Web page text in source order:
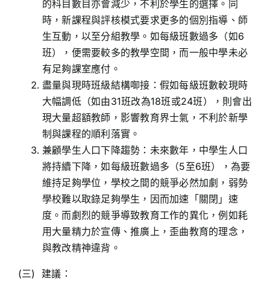
的科目數目亦會減少，不利於學生的選擇。同
時，新課程與評核模式要求更多的個別指導、師
生互動，以至分組教學。如每級班數過多（如6
班），便需要較多的教學空間，而一般中學未必
有足夠課室應付。
盡量與現時班級結構啣接：假如每級班數較現時
大幅調低（如由31班改為18班或24班），則會出
現大量超額教師，影響教育界士氣，不利於新學
制與課程的順利落實。
兼顧學生人口下降趨勢：未來數年，中學生人口
將持續下降，如每級班數過多（5至6班），為要
維持足夠學位，學校之間的競爭必然加劇，弱勢
學校難以取錄足夠學生，因而加速「關閉」速
度。而劇烈的競爭導致教育工作的異化，例如耗
用大量精力於宣傳、推廣上，歪曲教育的理念，
與教改精神違背。
(三) 建議：